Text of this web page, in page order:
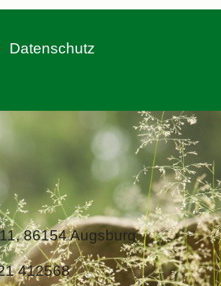
Datenschutz
86154 Augsburg
412568